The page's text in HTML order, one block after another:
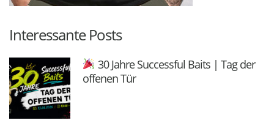
Interessante Posts
30 Jahre Successful Baits | Tag der
offenen Tür